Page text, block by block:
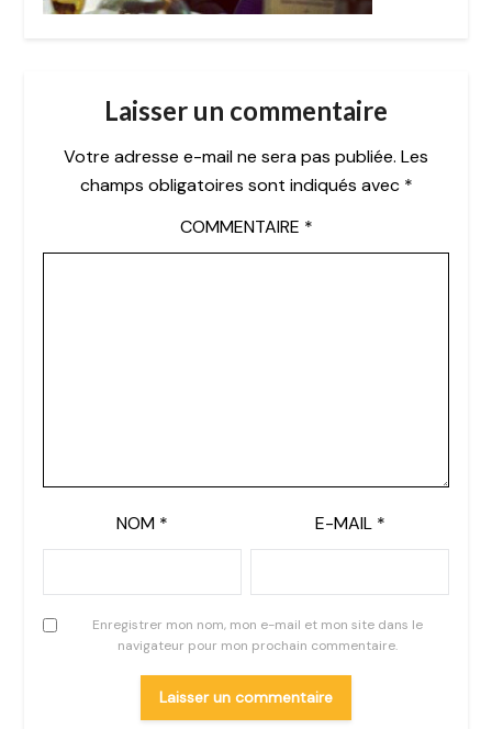
Laisser un commentaire
Votre adresse e-mail ne sera pas publiée. Les
champs obligatoires sont indiqués avec *
COMMENTAIRE *
NOM * E-MAIL *
Enregistrer mon nom, mon e-mail et mon site dans le
navigateur pour mon prochain commentaire.